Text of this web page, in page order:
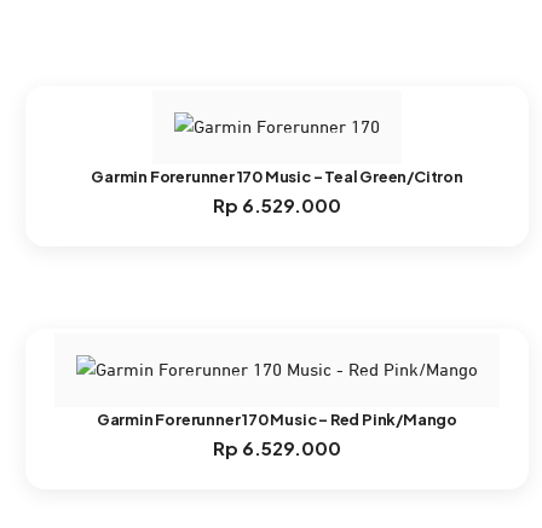
Garmin Forerunner 170 Music – Teal Green/Citron
Rp 6.529.000
Garmin Forerunner 170 Music – Red Pink/Mango
Rp 6.529.000